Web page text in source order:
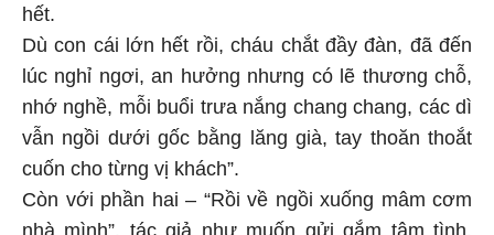
hết.
Dù con cái lớn hết rồi, cháu chắt đầy đàn, đã đến
lúc nghỉ ngơi, an hưởng nhưng có lẽ thương chỗ,
nhớ nghề, mỗi buổi trưa nắng chang chang, các dì
vẫn ngồi dưới gốc bằng lăng già, tay thoăn thoắt
cuốn cho từng vị khách”.
Còn với phần hai – “Rồi về ngồi xuống mâm cơm